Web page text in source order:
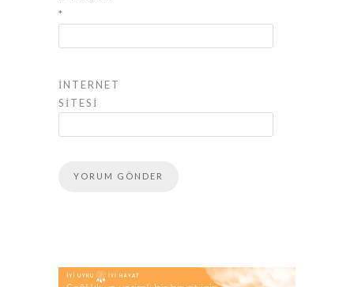
*
İNTERNET
SITESI